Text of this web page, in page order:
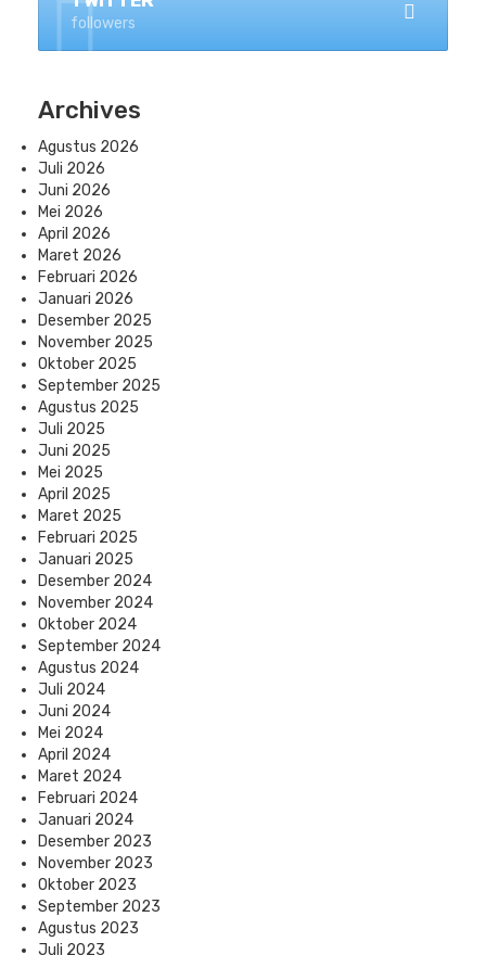
followers
Archives
Agustus 2026
Juli 2026
Juni 2026
Mei 2026
April 2026
Maret 2026
Februari 2026
Januari 2026
Desember 2025
November 2025
Oktober 2025
September 2025
Agustus 2025
Juli 2025
Juni 2025
Mei 2025
April 2025
Maret 2025
Februari 2025
Januari 2025
Desember 2024
November 2024
Oktober 2024
September 2024
Agustus 2024
Juli 2024
Juni 2024
Mei 2024
April 2024
Maret 2024
Februari 2024
Januari 2024
Desember 2023
November 2023
Oktober 2023
September 2023
Agustus 2023
Juli 2023